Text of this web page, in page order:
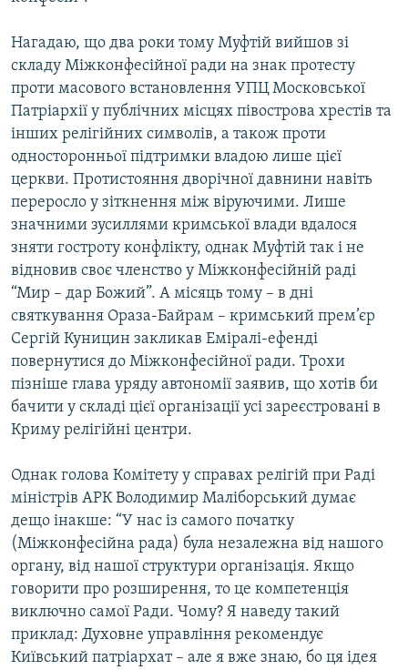
Нагадаю, що два роки тому Муфтій вийшов зі
складу Міжконфесійної ради на знак протесту
проти масового встановлення УПЦ Московської
Патріархії у публічних місцях півострова хрестів та
інших релігійних символів, а також проти
односторонньої підтримки владою лише цієї
церкви. Протистояння дворічної давнини навіть
переросло у зіткнення між віруючими. Лише
значними зусиллями кримської влади вдалося
зняти гостроту конфлікту, однак Муфтій так і не
відновив своє членство у Міжконфесійній раді
“Мир – дар Божий”. А місяць тому – в дні
святкування Ораза-Байрам – кримський прем’єр
Сергій Куницин закликав Еміралі-ефенді
повернутися до Міжконфесійної ради. Трохи
пізніше глава уряду автономії заявив, що хотів би
бачити у складі цієї організації усі зареєстровані в
Криму релігійні центри.
Однак голова Комітету у справах релігій при Раді
міністрів АРК Володимир Маліборський думає
дещо інакше: “У нас із самого початку
(Міжконфесійна рада) була незалежна від нашого
органу, від нашої структури організація. Якщо
говорити про розширення, то це компетенція
виключно самої Ради. Чому? Я наведу такий
приклад: Духовне управління рекомендує
Київський патріархат – але я вже знаю, бо ця ідея